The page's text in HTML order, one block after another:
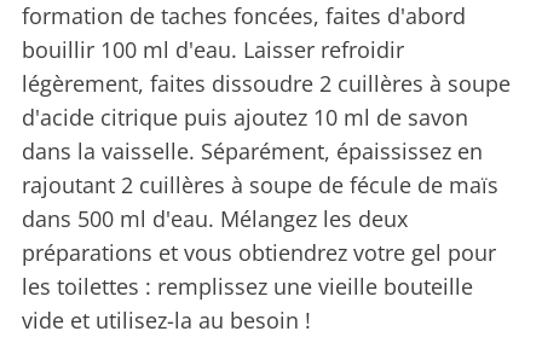
formation de taches foncées, faites d'abord
bouillir 100 ml d'eau. Laisser refroidir
légèrement, faites dissoudre 2 cuillères à soupe
d'acide citrique puis ajoutez 10 ml de savon
dans la vaisselle. Séparément, épaississez en
rajoutant 2 cuillères à soupe de fécule de maïs
dans 500 ml d'eau. Mélangez les deux
préparations et vous obtiendrez votre gel pour
les toilettes : remplissez une vieille bouteille
vide et utilisez-la au besoin !